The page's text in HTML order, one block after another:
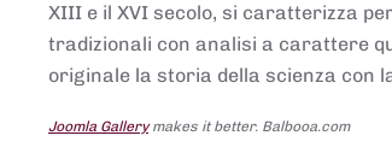
XIII e il XVI secolo, si caratterizza
tradizionali con analisi a carattere
originale la storia della scienza con
Joomla Gallerymakes it better. Balbooa.com